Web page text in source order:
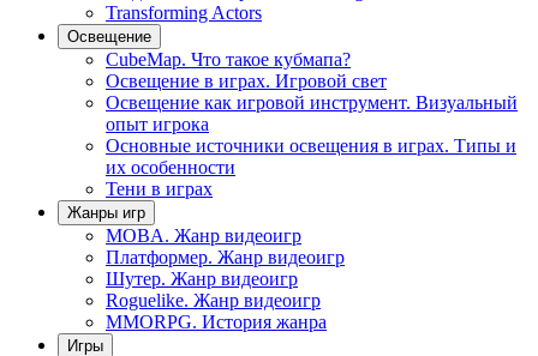
Transforming Actors
Освещение
CubeMap. Что такое кубмапа?
Освещение в играх. Игровой свет
Освещение как игровой инструмент. Визуальный
опыт игрока
Основные источники освещения в играх. Типы и
их особенности
Тени в играх
Жанры игр
MOBA. Жанр видеоигр
Платформер. Жанр видеоигр
Шутер. Жанр видеоигр
Roguelike. Жанр видеоигр
MMORPG. История жанра
Игры